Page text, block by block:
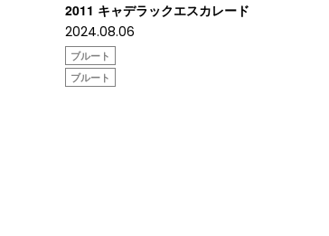
2011 キャデラックエスカレード
2024.08.06
ブルート
ブルート